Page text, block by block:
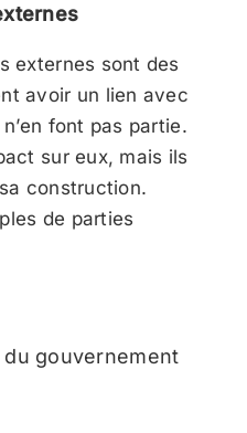
externes sont des
avoir un lien avec
font pas partie.
sur eux, mais ils
construction.
de parties
gouvernement